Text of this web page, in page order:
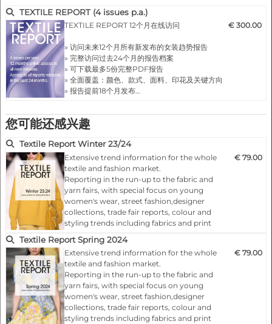
TEXTILE REPORT (4 issues p.a.)
TEXTILE REPORT 12个月在线访问
» 访问未来12个月所有新发布的女装趋势报告
» 完整访问过去24个月的报告档案
» 可下载最多5份完整PDF报告
» 全面覆盖：颜色、款式、面料、印花及关键方向
» 报告提前18个月发布…
€ 300.00
您可能还感兴趣
Textile Report Winter 23/24
Extensive trend information for the whole
textile and fashion market.
Reporting in the run-up to the fabric and
yarn fairs, with special focus on young
women's wear, street fashion,designer
collections, trade fair reports, colour and
styling trends including fabrics and print
Highlights:
- A condensed survey on trends and markets
with trend sketches and mood boards
exclusively created for the respective issue
- Young and fresh presentation of the
contents- Practice-orie…
€ 79.00
Textile Report Spring 2024
Extensive trend information for the whole
textile and fashion market.
Reporting in the run-up to the fabric and
yarn fairs, with special focus on young
women's wear, street fashion,designer
collections, trade fair reports, colour and
styling trends including fabrics and print
€ 79.00